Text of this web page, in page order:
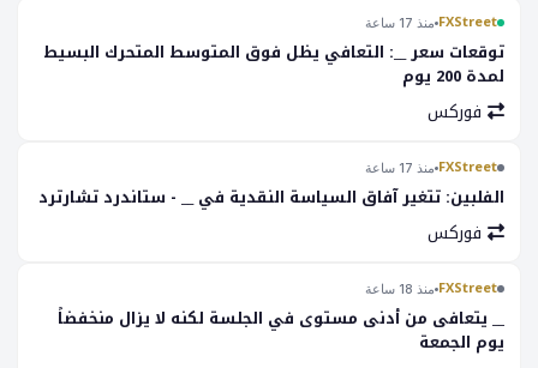
FXStreet منذ 17 ساعة
توقعات سعر __: التعافي يظل فوق المتوسط المتحرك البسيط
لمدة 200 يوم
فوركس
FXStreet منذ 17 ساعة
الفلبين: تتغير آفاق السياسة النقدية في __ - ستاندرد تشارترد
فوركس
FXStreet منذ 18 ساعة
__ يتعافى من أدنى مستوى في الجلسة لكنه لا يزال منخفضاً
يوم الجمعة